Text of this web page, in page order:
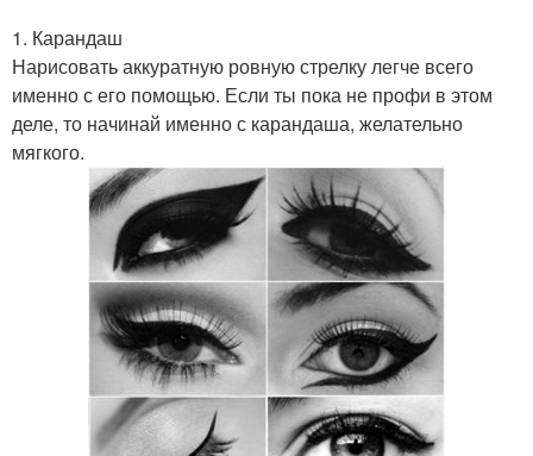
1. Карандаш
Нарисовать аккуратную ровную стрелку легче всего
именно с его помощью. Если ты пока не профи в этом
деле, то начинай именно с карандаша, желательно
мягкого.